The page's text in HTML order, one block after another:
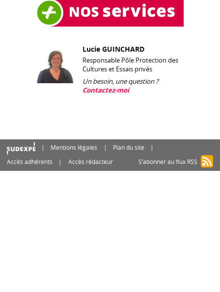
Lucie GUINCHARD
Responsable Pôle Protection des
Cultures et Essais privés
Un besoin, une question ?
Contactez-moi
Mentions légales
Plan du site
Accès adhérents
Accès rédacteur S’abonner au flux RSS